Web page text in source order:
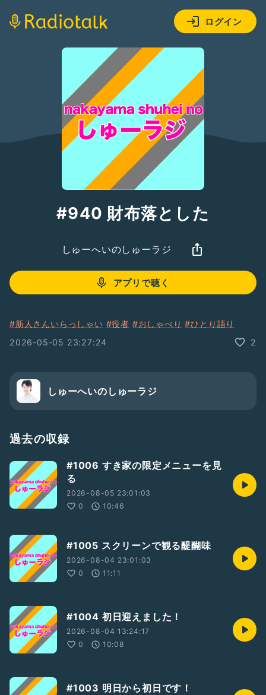
ログイン
#940 財布落とした
しゅーへいのしゅーラジ
アプリで聴く
#新人さんいらっしゃい #役者 #おしゃべり #ひとり語り
2026-05-05 23:27:24
2
しゅーへいのしゅーラジ
過去の収録
#1006 すき家の限定メニューを見
る
2026-08-05 23:01:03
0
10:46
#1005 スクリーンで観る醍醐味
2026-08-04 23:01:03
0
11:11
#1004 初日迎えました！
2026-08-04 13:24:17
0
10:08
#1003 明日から初日です！